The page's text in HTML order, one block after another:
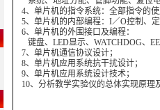
4、单片机的指令系统：全部指令的
5、单片机的内部编程： I／O控制、
6、单片机的外围接口及编程：
键盘、 LED显示、 WATCHDOG、
7、单片机通信协议设计；
8、单片机应用系统抗干扰设计；
9、单片机应用系统设计技术；
10、分析教学实验仪的总体实现原理